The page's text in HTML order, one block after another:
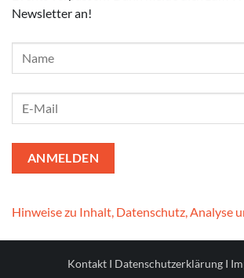
Newsletter an!
Hinweise zu Inhalt, Datenschutz, Analyse
KontaktI DatenschutzerklärungI